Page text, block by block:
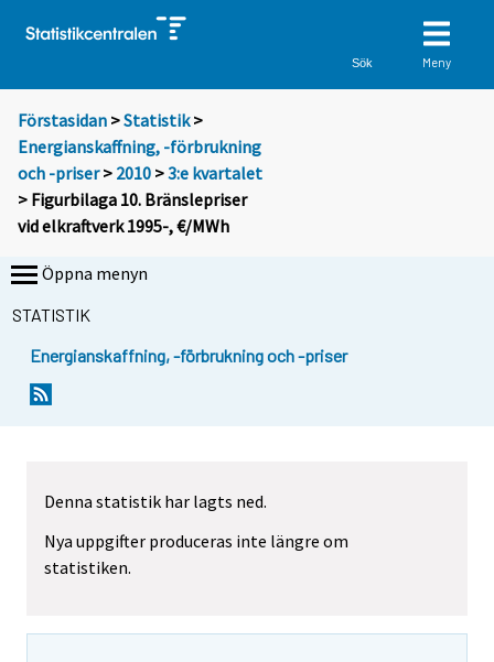
Sök Meny
Förstasidan >Statistik >
Energianskaffning, -förbrukning
och -priser> 2010 >3:e kvartalet
> Figurbilaga 10. Bränslepriser
vid elkraftverk 1995-, €/MWh
Öppna menyn
STATISTIK
Energianskaffning, -förbrukning och -priser
Denna statistik har lagts ned.
Nya uppgifter produceras inte längre om
statistiken.